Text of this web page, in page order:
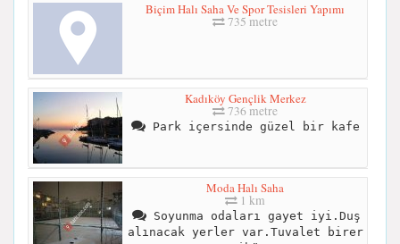
Biçim Halı Saha Ve Spor Tesisleri Yapımı
735 metre
Kadıköy Gençlik Merkez
736 metre
Park içersinde güzel bir kafe
Moda Halı Saha
1 km
Soyunma odaları gayet iyi.Duş
alınacak yerler var.Tuvalet birer